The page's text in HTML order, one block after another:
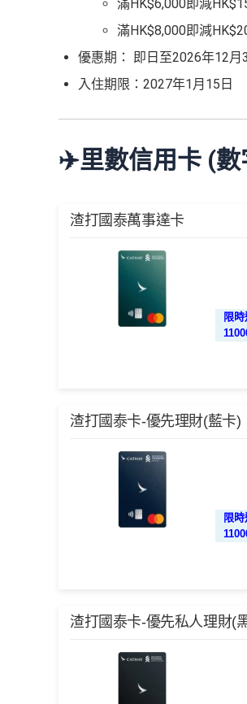
滿HK$6,000即減
滿HK$8,000即減
優惠期： 即日至2026年12月
入住期限：2027年1月15日
✈️里數信用卡 (數
渣打國泰萬事達卡
限
🎁迎新禮遇
A. 渣打信用卡
優惠期：2026年8月4日至
✅經里先生指定連結+輸
，成功批卡後，新客免
✅申請完填MrMiles.hk/
簽HK$5,000：賺高
渣打國泰卡-優先理財(藍卡)
限
🎁迎新禮遇
A. 渣打信用卡
優惠期：2026年8月1日至
渣打國泰卡-優先私人理財(